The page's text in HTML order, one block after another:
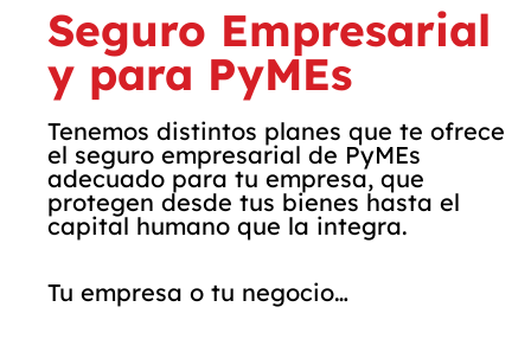
Seguro Empresarial
y para PyMEs
Tenemos distintos planes que te ofrece
el seguro empresarial de PyMEs
adecuado para tu empresa, que
protegen desde tus bienes hasta el
capital humano que la integra.
Tu empresa o tu negocio…